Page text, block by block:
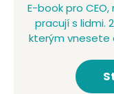
E-book pro
pracují s lidmi.
kterým vnesete